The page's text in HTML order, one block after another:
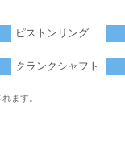
ピストンリング
クランクシャフト
ます。